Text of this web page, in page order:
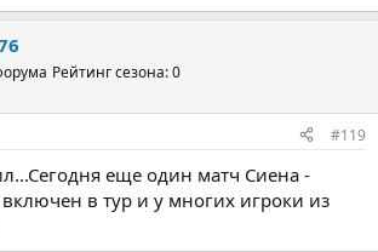
Рейтинг сезона: 0
#119
еще один матч Сиена -
в тур и у многих игроки из